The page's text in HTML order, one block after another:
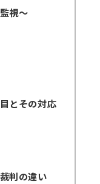
視～
とその対応
判の違い